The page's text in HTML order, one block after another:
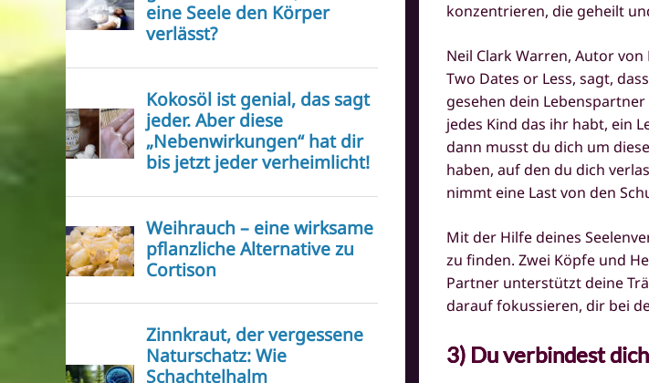
konzentrieren, die geheilt
Neil Clark Warren, Autor von
Two Dates or Less, sagt,
gesehen dein
jedes Kind das ihr habt, ein
dann musst du dich um
haben, auf den du dich
nimmt eine Last von den
Mit der Hilfe deines
zu finden. Zwei Köpfe und
Partner unterstützt deine
darauf fokussieren, dir bei
3) Du verbindest